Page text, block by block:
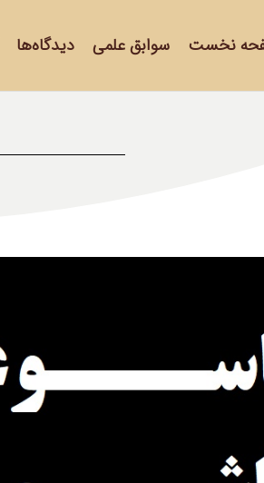
نخست سوابق علمی دیدگاه‌ها